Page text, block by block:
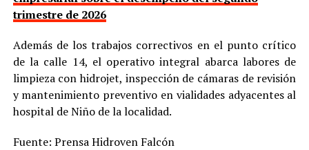
trimestre de 2026
Además de los trabajos correctivos en el punto crítico
de la calle 14, el operativo integral abarca labores de
limpieza con hidrojet, inspección de cámaras de revisión
y mantenimiento preventivo en vialidades adyacentes al
hospital de Niño de la localidad.
Fuente: Prensa Hidroven Falcón